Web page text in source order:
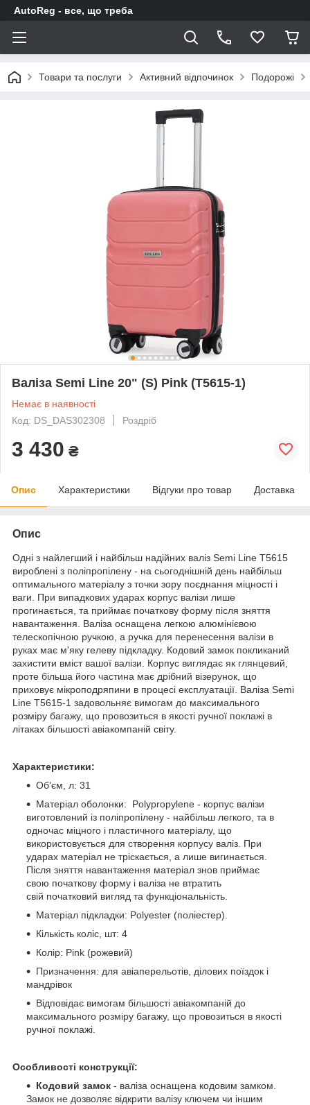
AutoReg - все, що треба
Товари та послуги Активний відпочинок Подорожі
Валіза Semi Line 20" (S) Pink (T5615-1)
Немає в наявності
Код: DS_DAS302308
Роздріб
3 430 ₴
Опис Характеристики Відгуки про товар Доставка
Опис
Одні з найлегший і найбільш надійних валіз Semi Line T5615
вироблені з поліпропілену - на сьогоднішній день найбільш
оптимального матеріалу з точки зору поєднання міцності і
ваги. При випадкових ударах корпус валізи лише
прогинається, та приймає початкову форму після зняття
навантаження. Валіза оснащена легкою алюмінієвою
телескопічною ручкою, а ручка для перенесення валізи в
руках має м'яку гелеву підкладку. Кодовий замок покликаний
захистити вміст вашої валізи. Корпус виглядає як глянцевий,
проте більша його частина має дрібний візерунок, що
приховує мікроподряпини в процесі експлуатації. Валіза Semi
Line T5615-1 задовольняє вимогам до максимального
розміру багажу, що провозиться в якості ручної поклажі в
літаках більшості авіакомпаній світу.
Характеристики:
Об'єм, л: 31
Матеріал оболонки: Polypropylene - корпус валізи
виготовлений із поліпропілену - найбільш легкого, та в
одночас міцного і пластичного матеріалу, що
використовується для створення корпусу валіз. При
ударах матеріал не тріскається, а лише вигинається.
Після зняття навантаження матеріал знов приймає
свою початкову форму і валіза не втратить
свій початковий вигляд та функціональність.
Матеріал підкладки: Polyester (поліестер).
Кількість коліс, шт: 4
Колір: Pink (рожевий)
Призначення: для авіаперельотів, ділових поїздок і
мандрівок
Відповідає вимогам більшості авіакомпаній до
максимального розміру багажу, що провозиться в якості
ручної поклажі.
Особливості конструкції:
Кодовий замок - валіза оснащена кодовим замком.
Замок не дозволяє відкрити валізу ключем чи іншим